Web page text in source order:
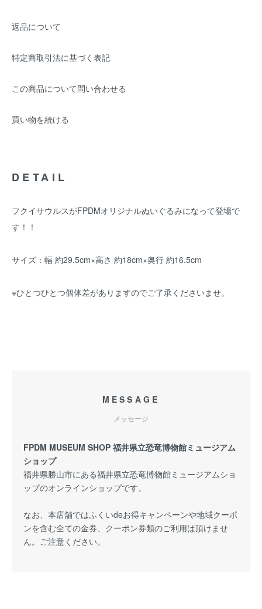
返品について
特定商取引法に基づく表記
この商品について問い合わせる
買い物を続ける
DETAIL
フクイサウルスがFPDMオリジナルぬいぐるみになって登場で
す！！
サイズ：幅 約29.5cm×高さ 約18cm×奥行 約16.5cm
※ひとつひとつ個体差がありますのでご了承くださいませ。
MESSAGE
メッセージ
FPDM MUSEUM SHOP 福井県立恐竜博物館ミュージアム
ショップ
福井県勝山市にある福井県立恐竜博物館ミュージアムショ
ップのオンラインショップです。
なお、本店舗ではふくいdeお得キャンペーンや地域クーポ
ンを含む全ての金券、クーポン券類のご利用は頂けませ
ん。ご注意ください。